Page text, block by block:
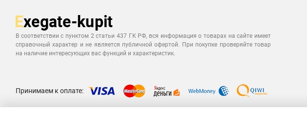
В соответствии с пунктом 2 статьи 437 ГК РФ, вся информация о товарах на сайте имеет
справочный характер и не является публичной офертой. При покупке проверяйте товар
на наличие интересующих вас функций и характеристик.
Принимаем к оплате: